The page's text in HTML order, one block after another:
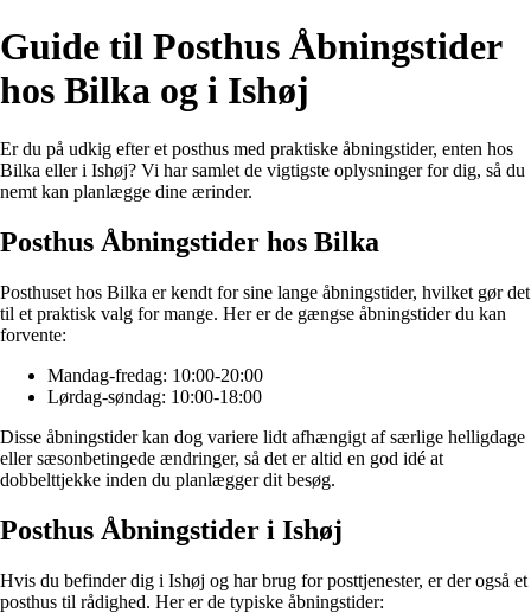
Guide til Posthus Åbningstider
hos Bilka og i Ishøj
Er du på udkig efter et posthus med praktiske åbningstider, enten hos
Bilka eller i Ishøj? Vi har samlet de vigtigste oplysninger for dig, så du
nemt kan planlægge dine ærinder.
Posthus Åbningstider hos Bilka
Posthuset hos Bilka er kendt for sine lange åbningstider, hvilket gør det
til et praktisk valg for mange. Her er de gængse åbningstider du kan
forvente:
Mandag-fredag: 10:00-20:00
Lørdag-søndag: 10:00-18:00
Disse åbningstider kan dog variere lidt afhængigt af særlige helligdage
eller sæsonbetingede ændringer, så det er altid en god idé at
dobbelttjekke inden du planlægger dit besøg.
Posthus Åbningstider i Ishøj
Hvis du befinder dig i Ishøj og har brug for posttjenester, er der også et
posthus til rådighed. Her er de typiske åbningstider: